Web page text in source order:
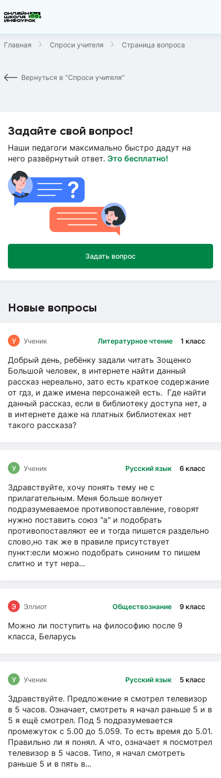
Главная Спроси учителя Страница вопроса
Вернуться в "Спроси учителя"
Задайте свой вопрос!
Наши педагоги максимально быстро дадут на
него развёрнутый ответ. Это бесплатно!
Задать вопрос
Новые вопросы
Литературное чтение 1 класс
У Ученик
Добрый день, ребёнку задали читать Зощенко
Большой человек, в интернете найти данный
рассказ нереально, зато есть краткое содержание
от гдз, и даже имена персонажей есть. Где найти
данный рассказ, если в библиотеку доступа нет, а
в интернете даже на платных библиотеках нет
такого рассказа?
Русский язык 6 класс
У Ученик
Здравствуйте, хочу понять тему не с
прилагательным. Меня больше волнует
подразумеваемое противопоставление, говорят
нужно поставить союз "а" и подобрать
противопоставляют ее и тогда пишется раздельно
слово,но так же в правиле присутствует
пункт:если можно подобрать синоним то пишем
слитно и тут нера...
Обществознание 9 класс
Э Эллиот
Можно ли поступить на философию после 9
класса, Беларусь
Русский язык 5 класс
У Ученик
Здравствуйте. Предложение я смотрел телевизор
в 5 часов. Означает, смотреть я начал раньше 5 и в
5 я ещё смотрел. Под 5 подразумевается
промежуток с 5.00 до 5.059. То есть время до 5.01.
Правильно ли я понял. А что, означает я посмотрел
телевизор в 5 часов. Типо, я начал смотреть
раньше 5 и в пять в...